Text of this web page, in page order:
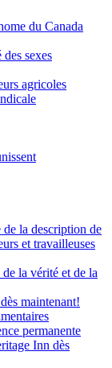
du Canada
sexes
agricoles
la description de
et travailleuses
la vérité et de la
maintenant!
permanente
Inn dès